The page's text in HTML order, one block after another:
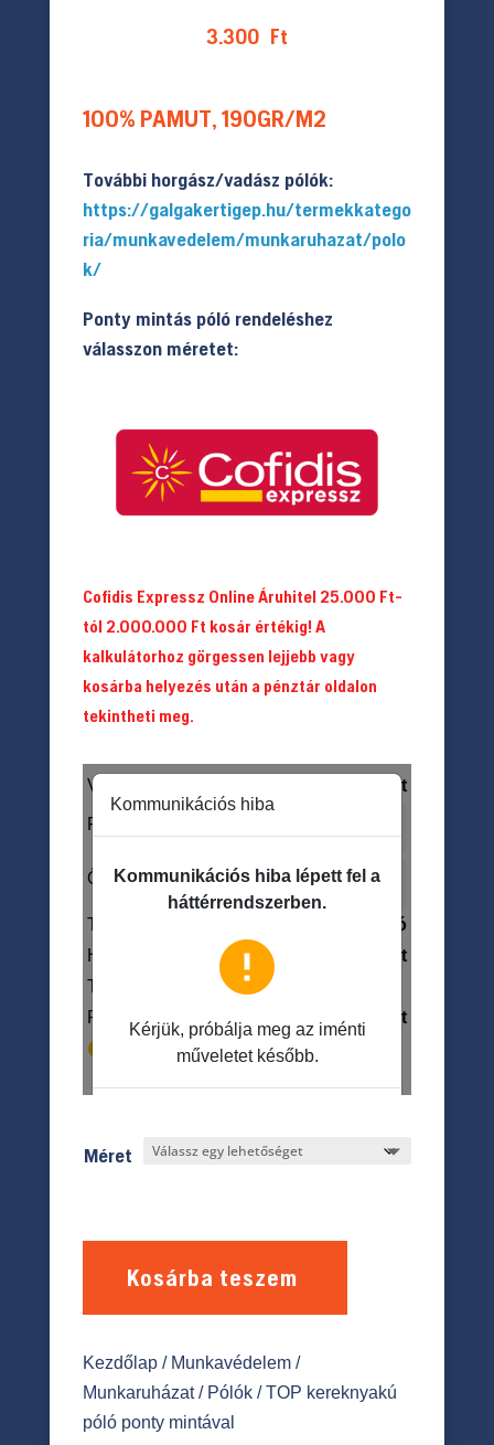
3.300 Ft
100% PAMUT, 190GR/M2
További horgász/vadász pólók:
https://galgakertigep.hu/termekkatego
ria/munkavedelem/munkaruhazat/polo
k/
Ponty mintás póló rendeléshez
válasszon méretet:
Cofidis Expressz Online Áruhitel 25.000 Ft-
tól 2.000.000 Ft kosár értékig! A
kalkulátorhoz görgessen lejjebb vagy
kosárba helyezés után a pénztár oldalon
tekintheti meg.
Méret
Kosárba teszem
Kezdőlap/ Munkavédelem/
Munkaruházat/ Pólók/ TOP kereknyakú
póló ponty mintával